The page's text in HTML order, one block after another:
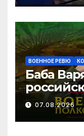
правда»
ВОЕННОЕ РЕВЮ
Баба
на
07.08.2026